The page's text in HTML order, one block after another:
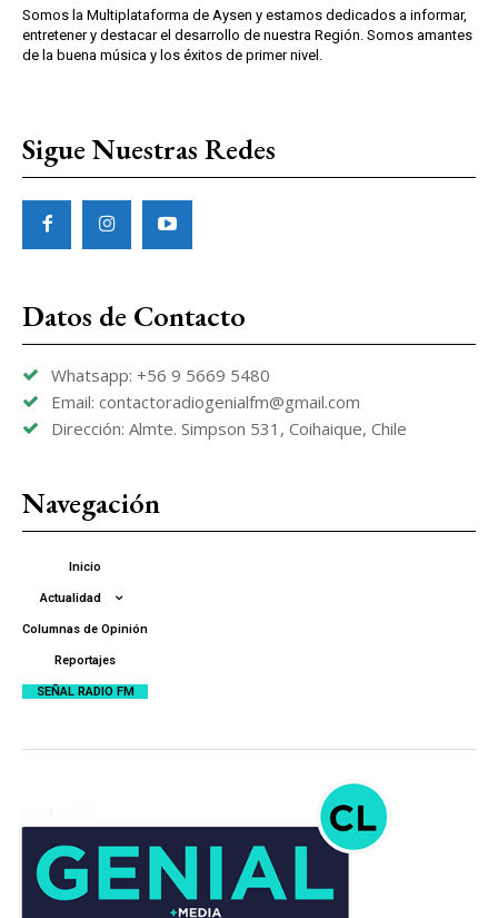
Somos la Multiplataforma de Aysen y estamos dedicados a informar,
entretener y destacar el desarrollo de nuestra Región. Somos amantes
de la buena música y los éxitos de primer nivel.
Sigue Nuestras Redes
Datos de Contacto
Whatsapp: +56 9 5669 5480
Email: contactoradiogenialfm@gmail.com
Dirección: Almte. Simpson 531, Coihaique, Chile
Navegación
Inicio
Actualidad
Columnas de Opinión
Reportajes
SEÑAL RADIO FM